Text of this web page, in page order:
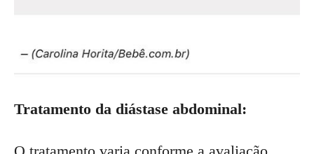
Tratamento da diástase abdominal: